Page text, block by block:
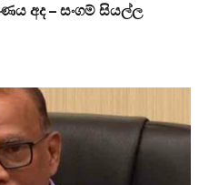
අද – සංගම් සියල්ල